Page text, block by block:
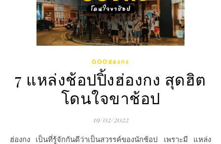
GOOฮ่องกง
7 แหล่งช้อปปิ้งฮ่องกง สุดฮิต
โดนใจขาช้อป
19/02/2022
ฮ่องกง เป็นที่รู้จักกันดีว่าเป็นสวรรค์ของนักช้อป เพราะมี แหล่ง